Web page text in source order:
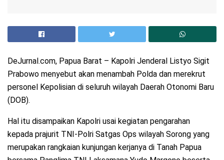
DeJurnal.com, Papua Barat – Kapolri Jenderal Listyo Sigit
Prabowo menyebut akan menambah Polda dan merekrut
personel Kepolisian di seluruh wilayah Daerah Otonomi Baru
(DOB).
Hal itu disampaikan Kapolri usai kegiatan pengarahan
kepada prajurit TNI-Polri Satgas Ops wilayah Sorong yang
merupakan rangkaian kunjungan kerjanya di Tanah Papua